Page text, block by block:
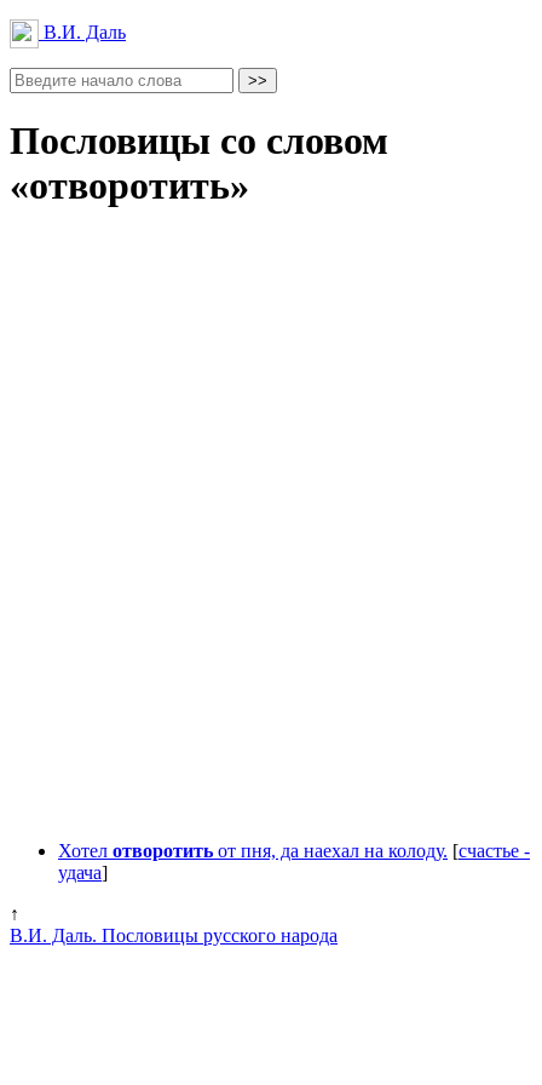
В.И. Даль
Пословицы со словом
«отворотить»
Хотел отворотить от пня, да наехал на колоду. [счастье -
удача]
↑
В.И. Даль. Пословицы русского народа